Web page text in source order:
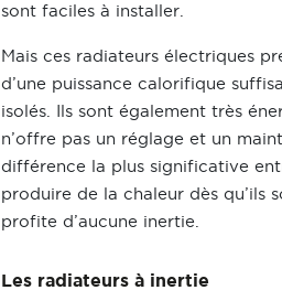
sont faciles à installer.
Mais ces radiateurs électriques
d’une puissance calorifique
isolés. Ils sont également très
n’offre pas un réglage et un
différence la plus significative
produire de la chaleur dès qu’ils
profite d’aucune inertie.
Les radiateurs à inertie